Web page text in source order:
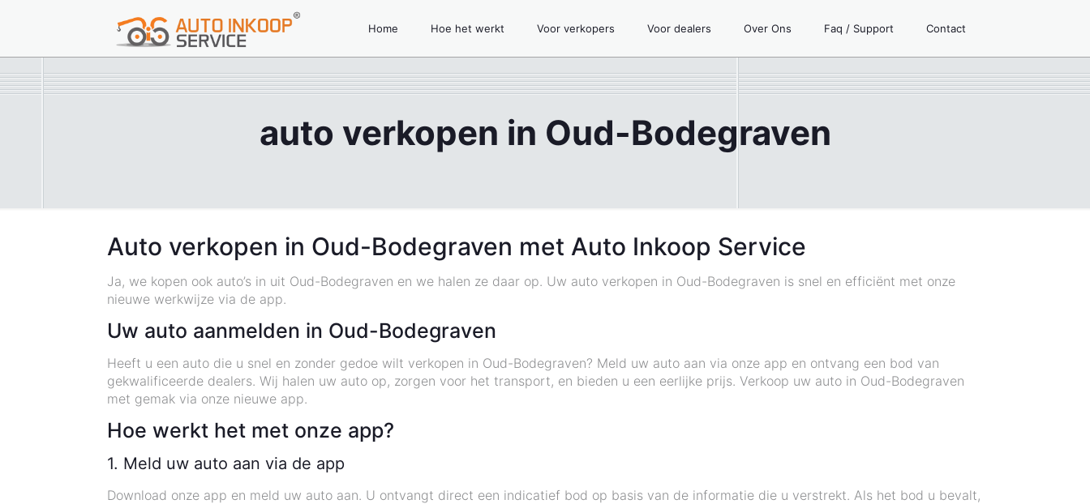
Home Hoe het werkt Voor verkopers Voor dealers Over Ons Faq / Support Contact
auto verkopen in Oud-Bodegraven
Auto verkopen in Oud-Bodegraven met Auto Inkoop Service
Ja, we kopen ook auto’s in uit Oud-Bodegraven en we halen ze daar op. Uw auto verkopen in Oud-Bodegraven is snel en efficiënt met onze
nieuwe werkwijze via de app.
Uw auto aanmelden in Oud-Bodegraven
Heeft u een auto die u snel en zonder gedoe wilt verkopen in Oud-Bodegraven? Meld uw auto aan via onze app en ontvang een bod van
gekwalificeerde dealers. Wij halen uw auto op, zorgen voor het transport, en bieden u een eerlijke prijs. Verkoop uw auto in Oud-Bodegraven
met gemak via onze nieuwe app.
Hoe werkt het met onze app?
1. Meld uw auto aan via de app
Download onze app en meld uw auto aan. U ontvangt direct een indicatief bod op basis van de informatie die u verstrekt. Als het bod u bevalt,